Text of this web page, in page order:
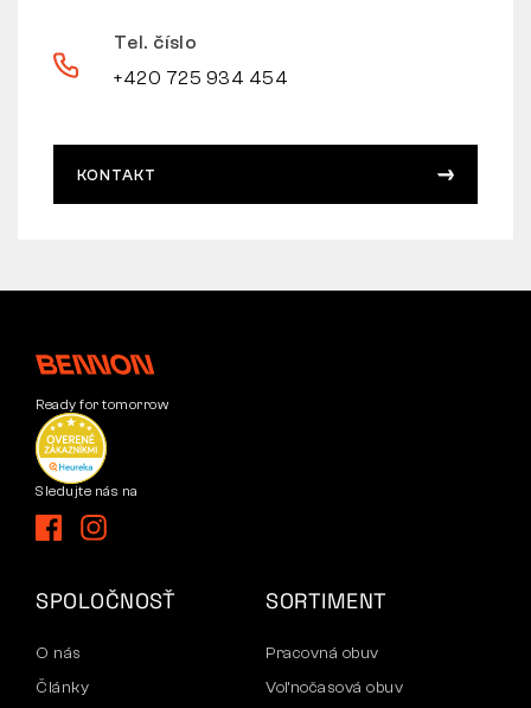
Tel. číslo
+420 725 934 454
KONTAKT
Ready for tomorrow
Sledujte nás na
SPOLOČNOSŤ
O nás
Články
SORTIMENT
Pracovná obuv
Voľnočasová obuv